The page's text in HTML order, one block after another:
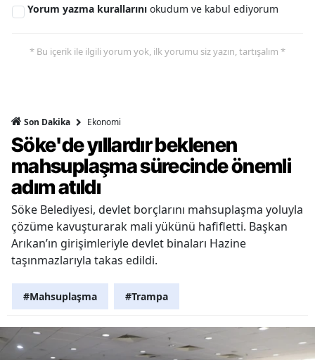
Yorum yazma kurallarını okudum ve kabul ediyorum
* Bu içerik ile ilgili yorum yok, ilk yorumu siz yazın, tartışalım *
Son Dakika Ekonomi
Söke'de yıllardır beklenen
mahsuplaşma sürecinde önemli
adım atıldı
Söke Belediyesi, devlet borçlarını mahsuplaşma yoluyla
çözüme kavuşturarak mali yükünü hafifletti. Başkan
Arıkan’ın girişimleriyle devlet binaları Hazine
taşınmazlarıyla takas edildi.
#Mahsuplaşma #Trampa